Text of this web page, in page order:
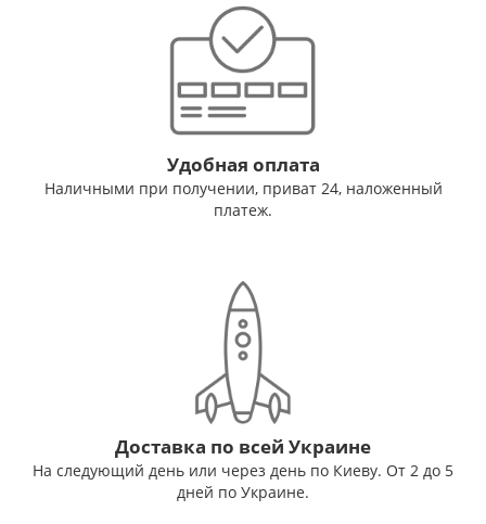
Удобная оплата
Наличными при получении, приват 24, наложенный
платеж.
Доставка по всей Украине
На следующий день или через день по Киеву. От 2 до 5
дней по Украине.